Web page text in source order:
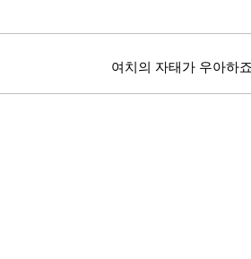
여치의 자태가 우아하